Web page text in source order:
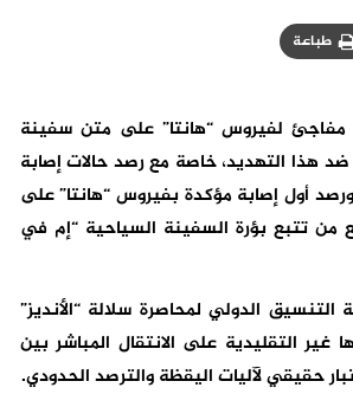
طباعة
لفيروس “هانتا” على متن سفينة
هذا التهديد، خاصة مع رصد حالات إصابة
عنها السلطات الصحية الفرنسية، صباح يوم أمس الاثنين 11 ماي 2026، ورصد أول إصابة مؤكدة بفيروس “هانتا” على
من تتبع بؤرة السفينة السياحية “إم في
الدولي لمحاصرة سلالة “الأنديز”
التقليدية على الانتقال المباشر بين
حقيقي لآليات اليقظة والترصد الحدودي.